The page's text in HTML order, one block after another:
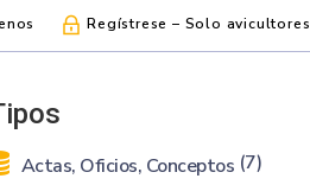
Regístrese – Solo avicultores
Actas, Oficios, Conceptos (7)